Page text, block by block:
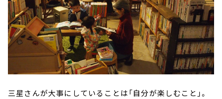
三星さんが大事にしていることは「自分が楽しむこと」。